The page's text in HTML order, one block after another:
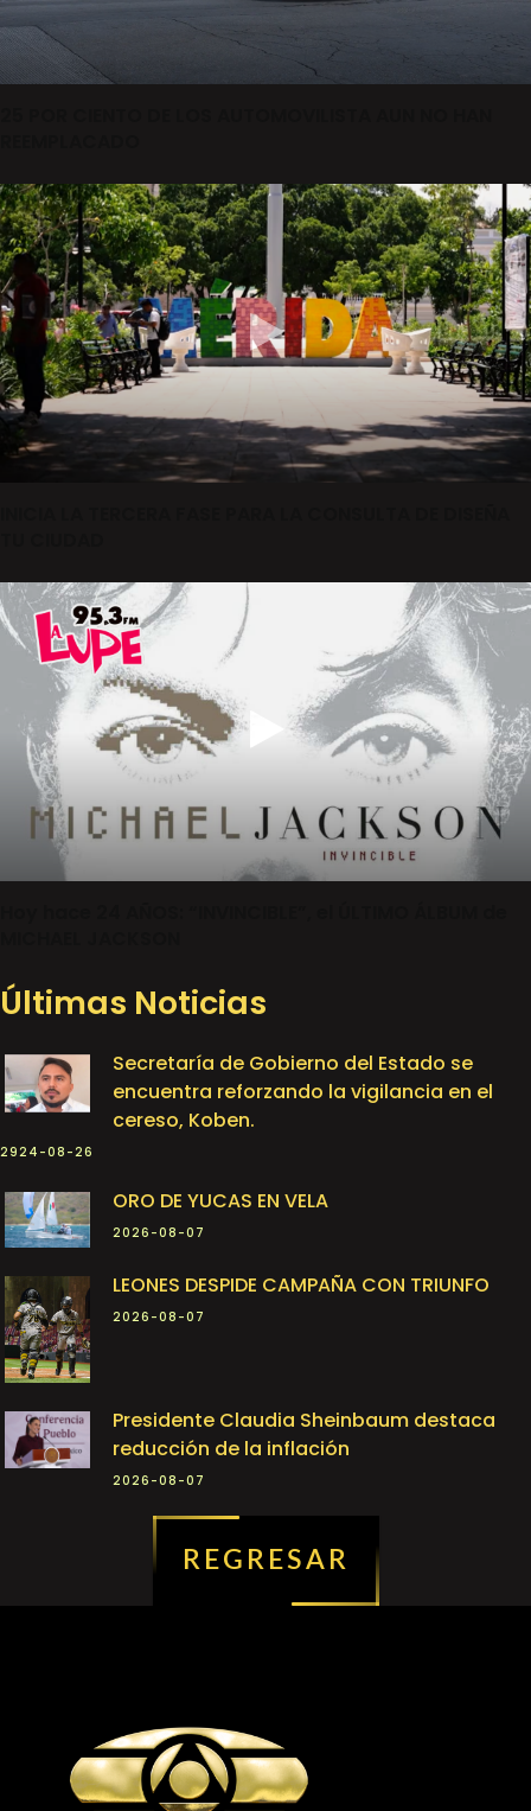
Últimas Noticias
Secretaría de Gobierno del Estado se
encuentra reforzando la vigilancia en el
cereso, Koben.
2924-08-26
ORO DE YUCAS EN VELA
2026-08-07
LEONES DESPIDE CAMPAÑA CON TRIUNFO
2026-08-07
Presidente Claudia Sheinbaum destaca
reducción de la inflación
2026-08-07
REGRESAR